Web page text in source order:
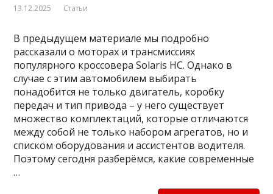
13.12.2025 Статьи
В предыдущем материале мы подробно
рассказали о моторах и трансмиссиях
популярного кроссовера Solaris HC. Однако в
случае с этим автомобилем выбирать
понадобится не только двигатель, коробку
передач и тип привода – у него существует
множество комплектаций, которые отличаются
между собой не только набором агрегатов, но и
списком оборудования и ассистентов водителя.
Поэтому сегодня разберёмся, какие современные
…